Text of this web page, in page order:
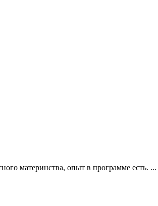
материнства, опыт в программе есть. ...